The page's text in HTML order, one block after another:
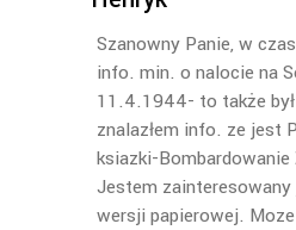
Szanowny Panie, w
info. min. o nalocie na
11.4.1944- to także
znalazłem info. ze jest
ksiazki-
Jestem
wersji papierowej.